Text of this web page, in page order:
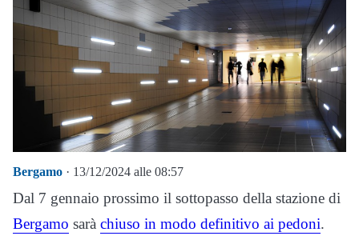
Bergamo · 13/12/2024 alle 08:57
Dal 7 gennaio prossimo il sottopasso della stazione di
Bergamo sarà chiuso in modo definitivo ai pedoni.